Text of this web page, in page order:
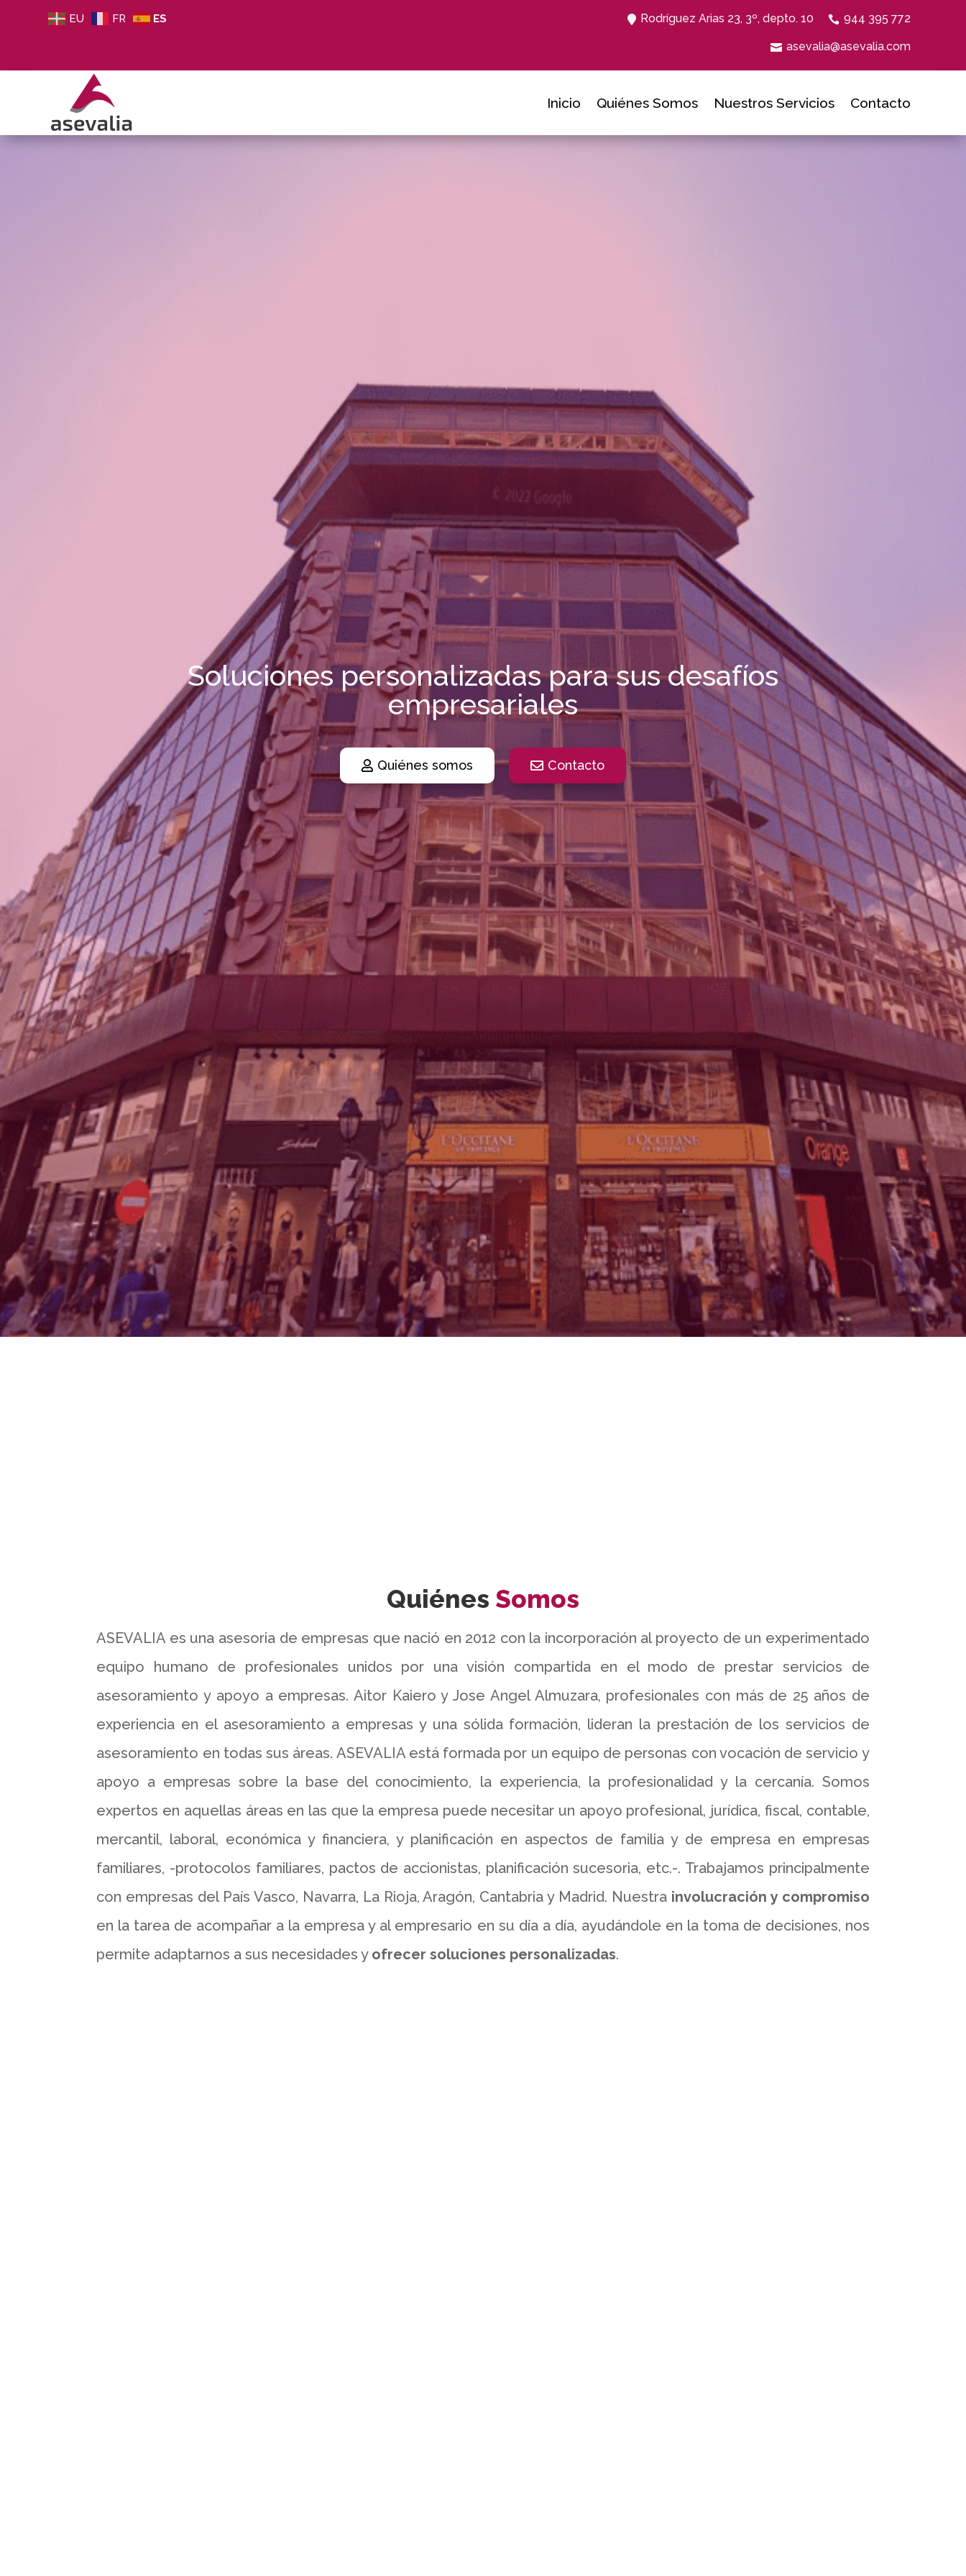
EU FR ES Rodríguez Arias 23, 3º, depto. 10 944 395 772
asevalia@asevalia.com
Inicio Quiénes Somos Nuestros Servicios Contacto
Soluciones personalizadas para sus desafíos
empresariales
Quiénes somos Contacto
Quiénes Somos
ASEVALIA es una asesoria de empresas que nació en 2012 con la incorporación al proyecto de un experimentado
equipo humano de profesionales unidos por una visión compartida en el modo de prestar servicios de
asesoramiento y apoyo a empresas. Aitor Kaiero y Jose Angel Almuzara, profesionales con más de 25 años de
experiencia en el asesoramiento a empresas y una sólida formación, lideran la prestación de los servicios de
asesoramiento en todas sus áreas. ASEVALIA está formada por un equipo de personas con vocación de servicio y
apoyo a empresas sobre la base del conocimiento, la experiencia, la profesionalidad y la cercanía. Somos
expertos en aquellas áreas en las que la empresa puede necesitar un apoyo profesional, jurídica, fiscal, contable,
mercantil, laboral, económica y financiera, y planificación en aspectos de familia y de empresa en empresas
familiares, -protocolos familiares, pactos de accionistas, planificación sucesoria, etc.-. Trabajamos principalmente
con empresas del País Vasco, Navarra, La Rioja, Aragón, Cantabria y Madrid. Nuestra involucración y compromiso
en la tarea de acompañar a la empresa y al empresario en su día a día, ayudándole en la toma de decisiones, nos
permite adaptarnos a sus necesidades y ofrecer soluciones personalizadas.